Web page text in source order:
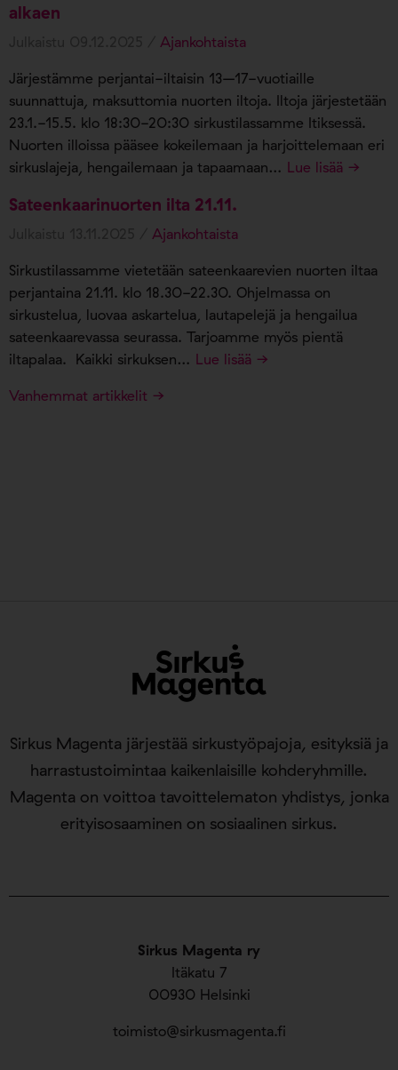
alkaen
Ajankohtaista
Järjestämme perjantai-iltaisin 13–17-vuotiaille
suunnattuja, maksuttomia nuorten iltoja. Iltoja järjestetään
23.1.-15.5. klo 18:30-20:30 sirkustilassamme Itiksessä.
Nuorten illoissa pääsee kokeilemaan ja harjoittelemaan eri
sirkuslajeja, hengailemaan ja tapaamaan… Lue lisää →
Sateenkaarinuorten ilta 21.11.
Ajankohtaista
Sirkustilassamme vietetään sateenkaarevien nuorten iltaa
perjantaina 21.11. klo 18.30-22.30. Ohjelmassa on
sirkustelua, luovaa askartelua, lautapelejä ja hengailua
sateenkaarevassa seurassa. Tarjoamme myös pientä
iltapalaa. Kaikki sirkuksen… Lue lisää →
Vanhemmat artikkelit →
Sirkus Magenta ry
Itäkatu 7
00930 Helsinki
toimisto@sirkusmagenta.fi
Sirkus Magenta järjestää sirkustyöpajoja, esityksiä ja
harrastustoimintaa kaikenlaisille kohderyhmille.
Magenta on voittoa tavoittelematon yhdistys, jonka
erityisosaaminen on sosiaalinen sirkus.